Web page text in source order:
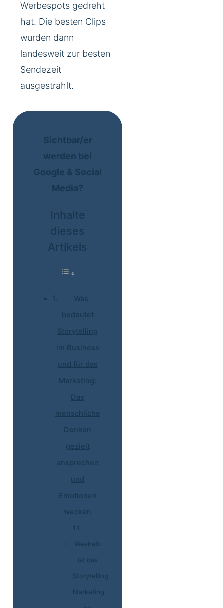
Werbespots gedreht
hat. Die besten Clips
wurden dann
landesweit zur besten
Sendezeit
ausgestrahlt.
Sichtbar/er
werden bei
Google & Social
Media?
Inhalte
dieses
Artikels
Was
bedeutet
Storytelling
im Business
und für das
Marketing:
Das
menschliche
Denken
gezielt
ansprechen
und
Emotionen
wecken
Weshalb
ist das
Storytelling
Marketing